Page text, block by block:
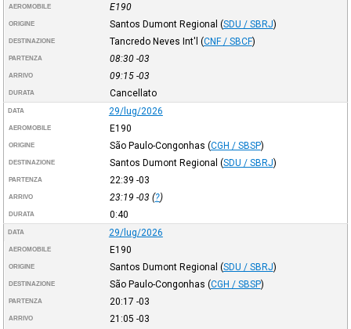
AEROMOBILE E190
ORIGINE Santos Dumont Regional (SDU / SBRJ)
DESTINAZIONE Tancredo Neves Int'l (CNF / SBCF)
PARTENZA 08:30 -03
ARRIVO 09:15 -03
DURATA Cancellato
DATA 29/lug/2026
AEROMOBILE E190
ORIGINE São Paulo-Congonhas (CGH / SBSP)
DESTINAZIONE Santos Dumont Regional (SDU / SBRJ)
PARTENZA 22:39 -03
ARRIVO 23:19 -03 (?)
DURATA 0:40
DATA 29/lug/2026
AEROMOBILE E190
ORIGINE Santos Dumont Regional (SDU / SBRJ)
DESTINAZIONE São Paulo-Congonhas (CGH / SBSP)
PARTENZA 20:17 -03
ARRIVO 21:05 -03